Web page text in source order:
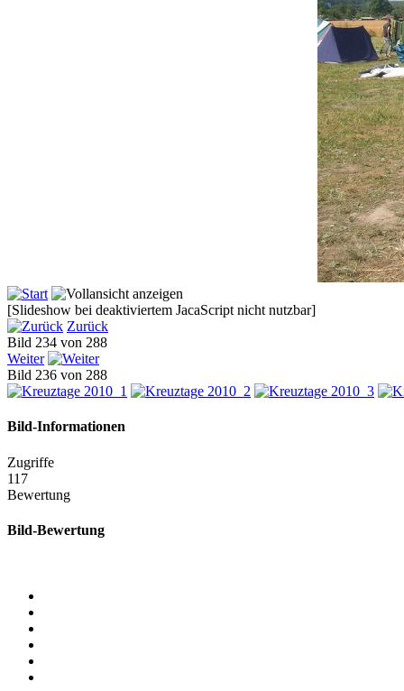
[Slideshow bei deaktiviertem JacaScript nicht nutzbar]
Zurück
Bild 234 von 288
Weiter
Bild 236 von 288
Bild-Informationen
Zugriffe
117
Bewertung
Bild-Bewertung